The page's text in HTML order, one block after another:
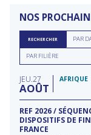
NOS
RECHERCHER
parPAR
Rechercher
parPAR FILIÈRE
JEU 27
AOÛT
AFRIQUE
REF 2026 /
DISPOSITIFS DE
FRANCE